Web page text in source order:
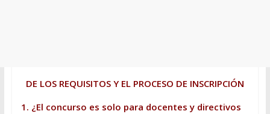
DE LOS REQUISITOS Y EL PROCESO DE INSCRIPCIÓN
1. ¿El concurso es solo para docentes y directivos